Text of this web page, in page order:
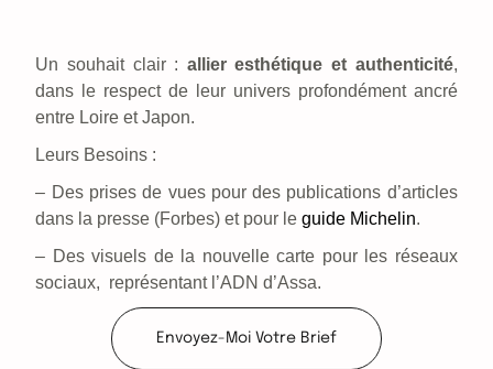
Un souhait clair : allier esthétique et authenticité,
dans le respect de leur univers profondément ancré
entre Loire et Japon.
Leurs Besoins :
– Des prises de vues pour des publications d’articles
dans la presse (Forbes) et pour leguide Michelin.
– Des visuels de la nouvelle carte pour les réseaux
sociaux, représentant l’ADN d’Assa.
Envoyez-Moi Votre Brief